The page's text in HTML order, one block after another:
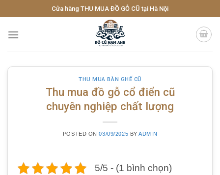
to
content
Cửa hàng THU MUA ĐỒ GỖ CŨ tại Hà Nội
THU MUA BÀN GHẾ CŨ
Thu mua đồ gỗ cổ điển cũ
chuyên nghiệp chất lượng
POSTED ON03/09/2025 BYADMIN
5/5 - (1 bình chọn)